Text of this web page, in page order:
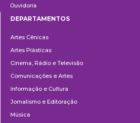
Ouvidoria
DEPARTAMENTOS
Artes Cênicas
Artes Plásticas
Cinema, Rádio e Televisão
Comunicações e Artes
Informação e Cultura
Jornalismo e Editoração
Música